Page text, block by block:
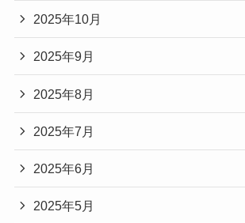
2025年10月
2025年9月
2025年8月
2025年7月
2025年6月
2025年5月